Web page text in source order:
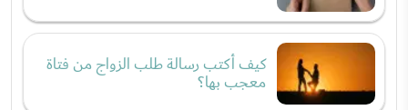
كيف أكتب رسالة طلب الزواج من فتاة
معجب بها؟